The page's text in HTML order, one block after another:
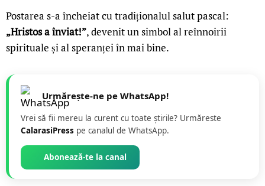
Postarea s-a încheiat cu tradiționalul salut pascal:
„Hristos a înviat!”, devenit un simbol al reînnoirii
spirituale și al speranței în mai bine.
Urmărește-ne pe WhatsApp!
Vrei să fii mereu la curent cu toate știrile? Urmăreste
CalarasiPress pe canalul de WhatsApp.
Abonează-te la canal